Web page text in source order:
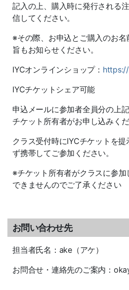
記入の上、購入時に発行される
信してください。
※その際、お申込とご購入のお
旨もお知らせください。
IYCオンラインショップ：
IYCチケットシェア可能
申込メールに参加者全員分の
チケット所有者がお申し込みくだ
クラス受付時にIYCチケットを
ず携帯してご参加ください。
※チケット所有者がクラスに参
できませんのでご了承ください
お問い合わせ先
担当者氏名：ake（アケ）
お問合せ・連絡先のご案内：